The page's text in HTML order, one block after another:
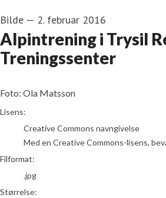
Bilde — 2. februar 2016
Alpintrening i Trysil
Treningssenter
Foto: Ola Matsson
go to media item
Lisens:
Creative Commons navngivelse
Med en Creative Commons-lisens,
Filformat:
.jpg
Størrelse: